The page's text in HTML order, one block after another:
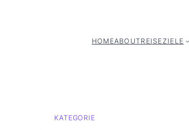
HOMEABOUTREISEZIELE
KATEGORIE